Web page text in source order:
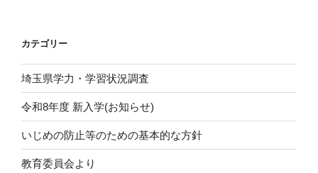
ー
シ
ョ
ン
カテゴリー
埼玉県学力・学習状況調査
令和8年度 新入学(お知らせ)
いじめの防止等のための基本的な方針
教育委員会より